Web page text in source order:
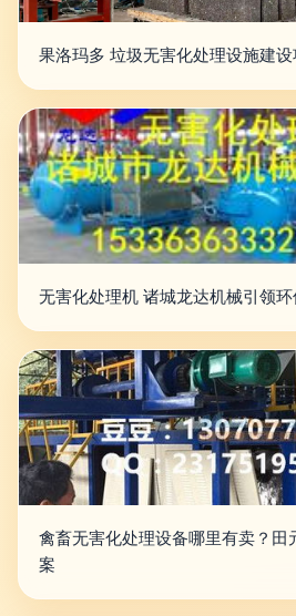
果洛玛多 垃圾无害化处理设施建
无害化处理机 诸城龙达机械引领
禽畜无害化处理设备哪里有卖？田
案